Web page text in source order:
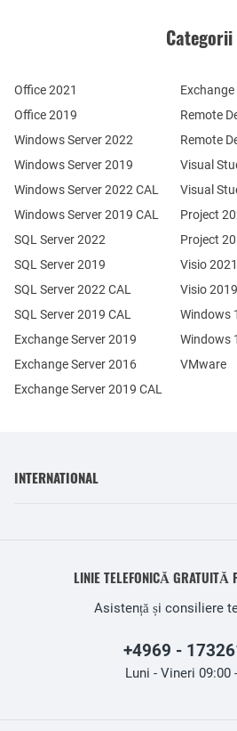
Categorii
Office 2021
Office 2019
Windows Server 2022
Windows Server 2019
Exchange Server 2019
Exchange Server 2016
SQL Server 2022
SQL Server 2019
Windows Server 2022 CAL
Windows Server 2019 CAL
SQL Server 2022 CAL
SQL Server 2019 CAL
Remote
Remote
Exchange Server 2019 CAL
Visual
Visual
Project
Project
Visio 2021
Visio 2019
Windows
Windows
VMware
INTERNATIONAL
LINIE TELEFONICĂ GRATUITĂ
Asistență și consiliere
+4969 -
Luni - Vineri 09:00